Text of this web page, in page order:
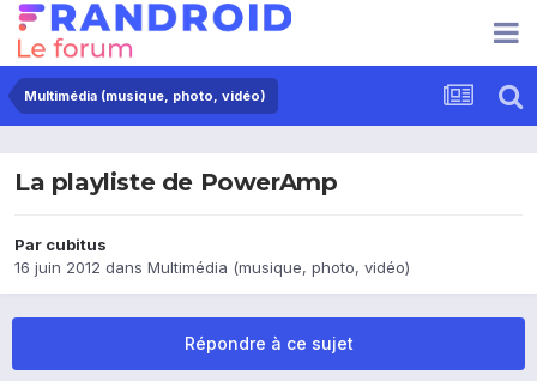
Multimédia (musique, photo, vidéo)
La playliste de PowerAmp
Par cubitus
16 juin 2012 dans Multimédia (musique, photo, vidéo)
Répondre à ce sujet